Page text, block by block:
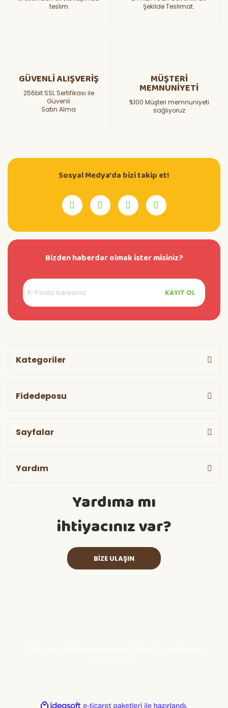
teslim
Şekilde Teslimat.
GÜVENLİ ALIŞVERİŞ
256bit SSL Sertifikası ile
Güvenli
Satın Alma
MÜŞTERİ
MEMNUNİYETİ
%100 Müşteri memnuniyeti
sağlıyoruz
Sosyal Medya'da bizi takip et!
Bizden haberdar olmak ister misiniz?
KAYIT OL
Kategoriler
Fidedeposu
Sayfalar
Yardım
Yardıma mı
ihtiyacınız var?
BİZE ULAŞIN
ideasoft e-